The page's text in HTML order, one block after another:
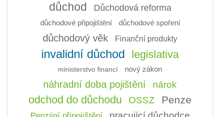
důchod Důchodová reforma
důchodové připojištění důchodové spoření
důchodový věk Finanční produkty
invalidní důchod legislativa
ministerstvo financí nový zákon
náhradní doba pojištění nárok
odchod do důchodu OSSZ Penze